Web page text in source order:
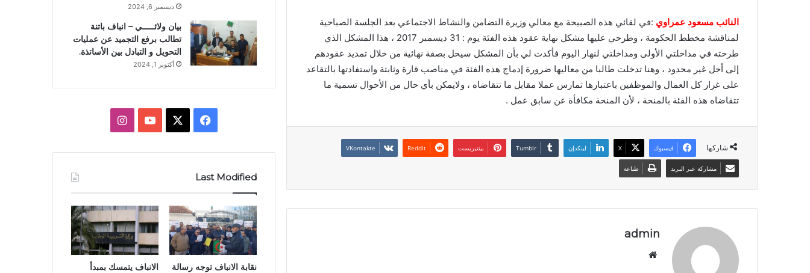
النائب مسعود عمراوي :في لقائي هذه الصبيحة مع معالي وزيرة التضامن والنشاط الاجتماعي بعد الجلسة الصباحية
لمناقشة مخطط الحكومة ، وطرحي عليها مشكل نهاية عقود هذه الفئة يوم : 31 ديسمبر 2017 ، هذا المشكل الذي
طرحته في مداخلتي الأولى ومداخلتي لنهار اليوم فأكدت لي بأن المشكل سيحل بصفة نهائية من خلال تمديد عقودهم
إلى أجل غير محدود ، وهنا تدخلت طالبا من معاليها ضرورة إدماج هذه الفئة في مناصب قارة وثابتة واستفادتها بالتقاعد
على غرار كل العمال والموظفين باعتبارها تمارس عملا مقابل ما تتقاضاه ، ولايمكن بأي حال من الأحوال تسمية ما
تتقاضاه هذه الفئة بالمنحة ، لأن المنحة مكافأة عن سابق عمل .
شاركها فيسبوك X لينكدإن بينتيريست
مشاركة عبر البريد طباعة
admin
ديسمبر 6, 2024
بيان ولائـــــي – انباف باتنة
تطالب برفع التجميد عن عمليات
التحويل و التبادل بين الأساتذة.
أكتوبر 1, 2024
ب
و
ك
ي
ب
ا
ت
ر
ا
Last Modified
نقابة الانباف توجه رسالة
الانباف يتمسك بمبدأ